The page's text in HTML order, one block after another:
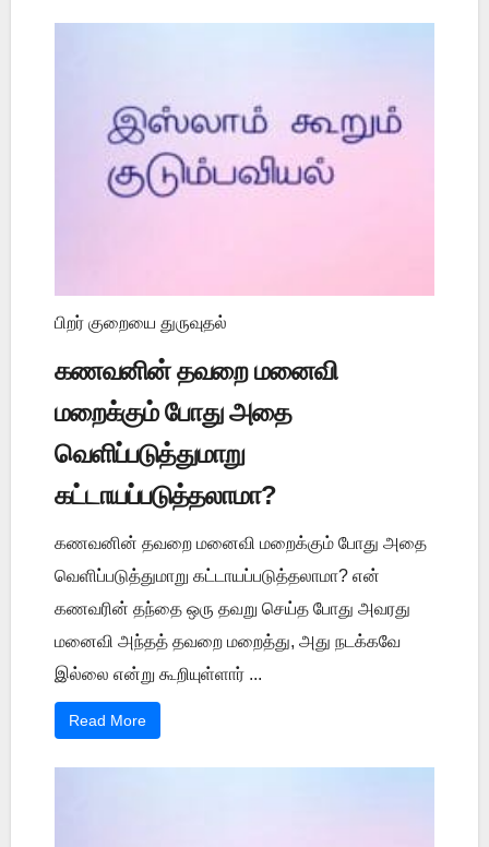
பிறர் குறையை துருவுதல்
கணவனின் தவறை மனைவி
மறைக்கும் போது அதை
வெளிப்படுத்துமாறு
கட்டாயப்படுத்தலாமா?
கணவனின் தவறை மனைவி மறைக்கும் போது அதை
வெளிப்படுத்துமாறு கட்டாயப்படுத்தலாமா? என்
கணவரின் தந்தை ஒரு தவறு செய்த போது அவரது
மனைவி அந்தத் தவறை மறைத்து, அது நடக்கவே
இல்லை என்று கூறியுள்ளார் ...
Read More